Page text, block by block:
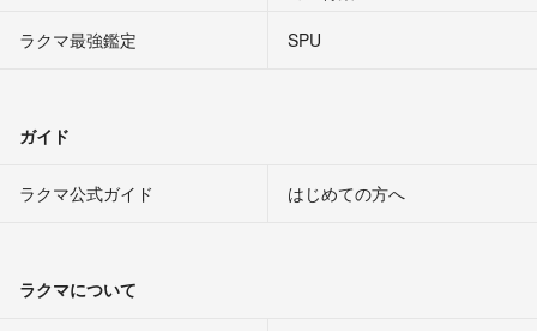
ラクマ最強鑑定
SPU
ガイド
ラクマ公式ガイド はじめての方へ
ラクマについて